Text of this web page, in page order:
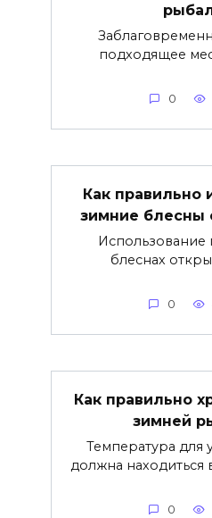
подходящее
0
Как правильно
зимние блесны
Использование
блеснах
0
Как правильно
зимней
Температура для
должна находиться
0